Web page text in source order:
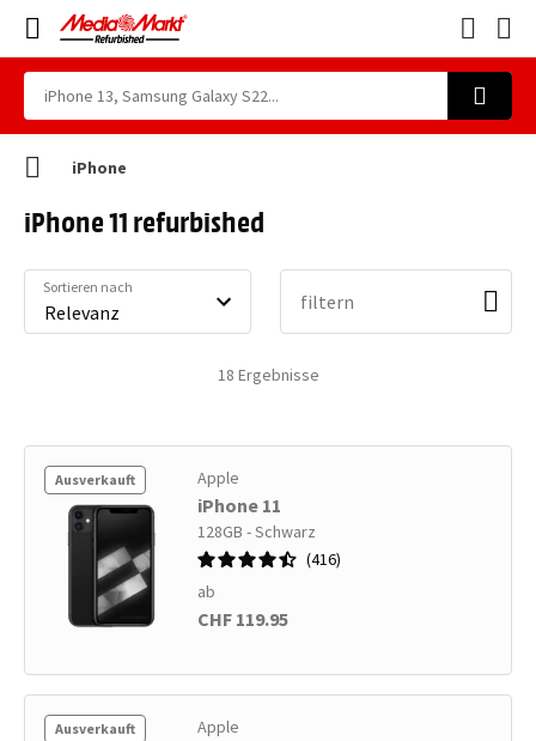
iPhone
iPhone 11 refurbished
18 Ergebnisse
Sortieren nach
filtern
Ausverkauft Apple
iPhone 11
128GB - Schwarz
416
ab
CHF 119.95
Ausverkauft Apple